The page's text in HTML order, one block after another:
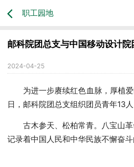
职工园地
邮科院团总支与中国移动设计
2024-04-25
为进一步赓续红色血脉，厚植
日，邮科院团总支组织团员青年13
古木参天、松柏常青。八宝山革
记录着中国人民和中华民族不懈奋